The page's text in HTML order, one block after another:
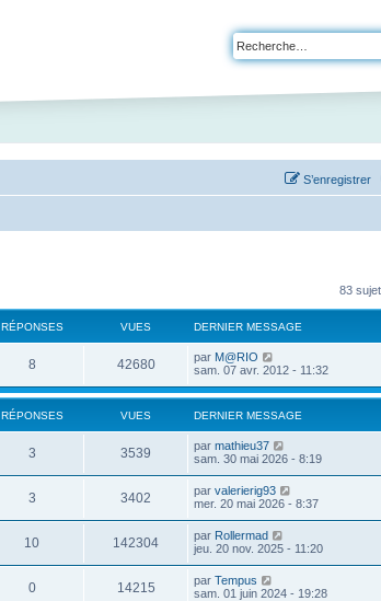
S’enregistrer
83
RÉPONSES VUES DERNIER MESSAGE
8 42680 par M@RIO
sam. 07 avr. 2012 - 11:32
RÉPONSES VUES DERNIER MESSAGE
3 3539 par mathieu37
sam. 30 mai 2026 - 8:19
3 3402 par valerierig93
mer. 20 mai 2026 - 8:37
10 142304 par Rollermad
jeu. 20 nov. 2025 - 11:20
0 14215 par Tempus
sam. 01 juin 2024 - 19:28